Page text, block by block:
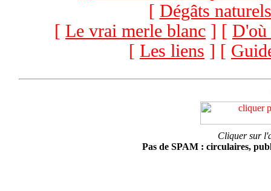
[ Dégâts naturels
[ Le vrai merle blanc ] [ D'où
[ Les liens ] [
Cliquer sur
Pas de SPAM : circulaires,